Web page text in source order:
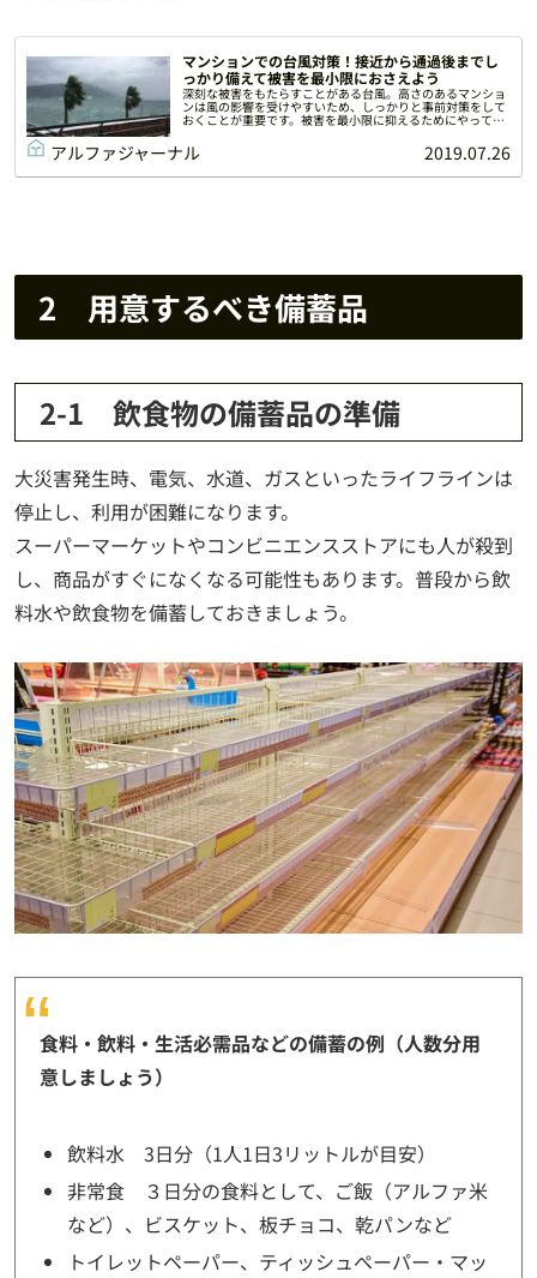
マンションでの台風対策！接近から通過後までし
っかり備えて被害を最小限におさえよう
深刻な被害をもたらすことがある台風。高さのあるマンショ
ンは風の影響を受けやすいため、しっかりと事前対策をして
おくことが重要です。被害を最小限に抑えるためにやってお
くべき台風対策と台風後にやるべき後処理のポイントをご紹
介します。
アルファジャーナル 2019.07.26
2 用意するべき備蓄品
2-1 飲食物の備蓄品の準備
大災害発生時、電気、水道、ガスといったライフラインは
停止し、利用が困難になります。
スーパーマーケットやコンビニエンスストアにも人が殺到
し、商品がすぐになくなる可能性もあります。普段から飲
料水や飲食物を備蓄しておきましょう。
食料・飲料・生活必需品などの備蓄の例（人数分用
意しましょう）
飲料水 3日分（1人1日3リットルが目安）
非常食 ３日分の食料として、ご飯（アルファ米
など）、ビスケット、板チョコ、乾パンなど
トイレットペーパー、ティッシュペーパー・マッ